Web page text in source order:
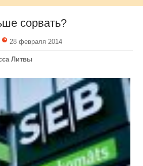
сорвать?
28 февраля 2014
Литвы